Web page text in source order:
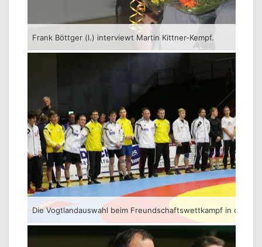
Frank Böttger (l.) interviewt Martin Kittner-Kempf.